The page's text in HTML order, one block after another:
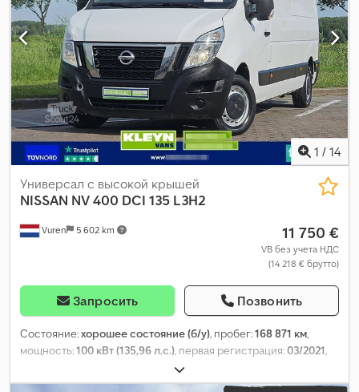
1 / 14
Vuren 5 602 km
Универсал с высокой крышей
NISSAN NV 400 DCI 135 L3H2
11 750 €
VB без учета НДС
(14 218 € брутто)
Запросить Позвонить
Состояние:хорошее состояние (б/у), пробег:168 871 км,
мощность:100 кВт (135,96 л.с.), первая регистрация:03/2021,
, размер шины:
осей:4x2, колесная база:4 330 мм, топливо:дизель, цвет: